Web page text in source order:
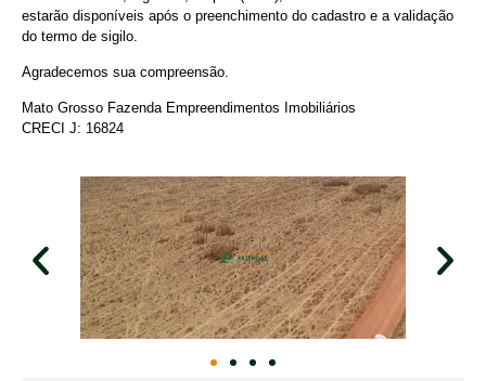
estarão disponíveis após o preenchimento do cadastro e a validação
do termo de sigilo.
Agradecemos sua compreensão.
Mato Grosso Fazenda Empreendimentos Imobiliários
CRECI J: 16824